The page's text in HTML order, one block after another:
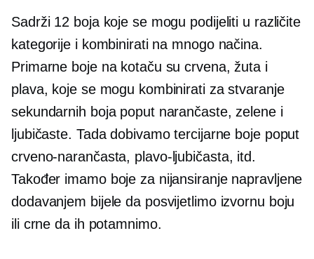
Sadrži 12 boja koje se mogu podijeliti u različite
kategorije i kombinirati na mnogo načina.
Primarne boje na kotaču su crvena, žuta i
plava, koje se mogu kombinirati za stvaranje
sekundarnih boja poput narančaste, zelene i
ljubičaste. Tada dobivamo tercijarne boje poput
crveno-narančasta, plavo-ljubičasta, itd.
Također imamo boje za nijansiranje napravljene
dodavanjem bijele da posvijetlimo izvornu boju
ili crne da ih potamnimo.